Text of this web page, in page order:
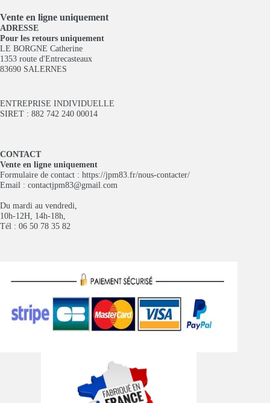
Vente en ligne uniquement
ADRESSE
Pour les retours uniquement
LE BORGNE Catherine
1353 route d'Entrecasteaux
83690 SALERNES
ENTREPRISE INDIVIDUELLE
SIRET : 882 742 240 00014
CONTACT
Vente en ligne uniquement
Formulaire de contact : https://jpm83.fr/nous-contacter/
Email : contactjpm83@gmail.com
Du mardi au vendredi,
10h-12H, 14h-18h,
Tél : 06 50 78 35 82